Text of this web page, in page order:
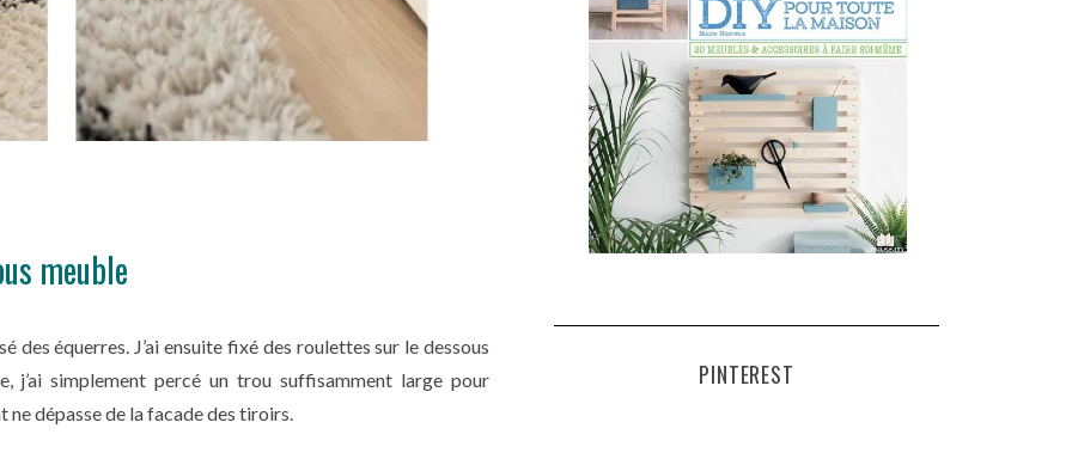
meuble
des équerres. J’ai ensuite fixé des roulettes sur le dessous
j’ai simplement percé un trou suffisamment large pour
ne dépasse de la facade des tiroirs.
PINTEREST